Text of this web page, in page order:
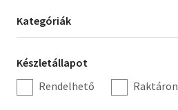
Hobbi, szabadidő
Irodalom
Kategória
szűrés
Kategóriák
Készletállapot
szűrés
Készletállapot
Rendelhető
Raktáron